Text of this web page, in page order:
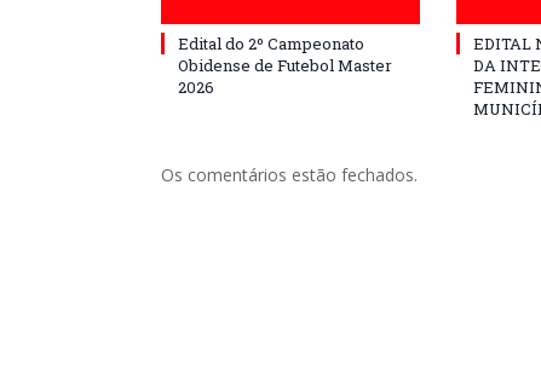
Edital do 2º Campeonato
Obidense de Futebol Master
2026
EDITAL
DA
Os comentários estão fechados.